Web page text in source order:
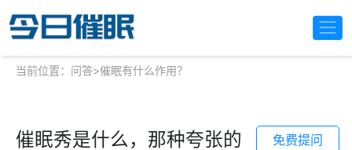
当前位置： 问答>催眠有什么作用？
催眠秀是什么，那种夸张的
免费提问